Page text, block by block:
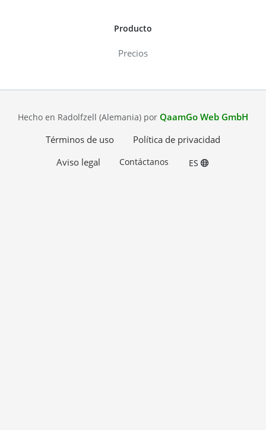
Producto
Precios
Hecho en Radolfzell (Alemania) por QaamGo Web GmbH
Términos de uso
Política de privacidad
Aviso legal
Contáctanos ES